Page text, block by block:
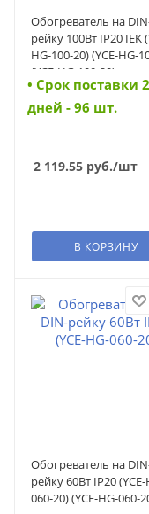
Обогреватель на
рейку 100Вт IP20 IEK (YCE-
HG-100-20) (YCE-HG-
(YCE-HG-100-20)
• Cрок поставки
дней - 96 шт.
2 119.55 руб./шт
В КОРЗИНУ
Обогреватель на
рейку 60Вт IP20 (YCE-
060-20) (YCE-HG-060-